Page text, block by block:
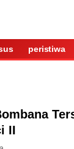
peristiwa
II